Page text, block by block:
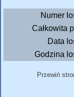
Numer
Całkowita
Data
Godzina
Przewiń